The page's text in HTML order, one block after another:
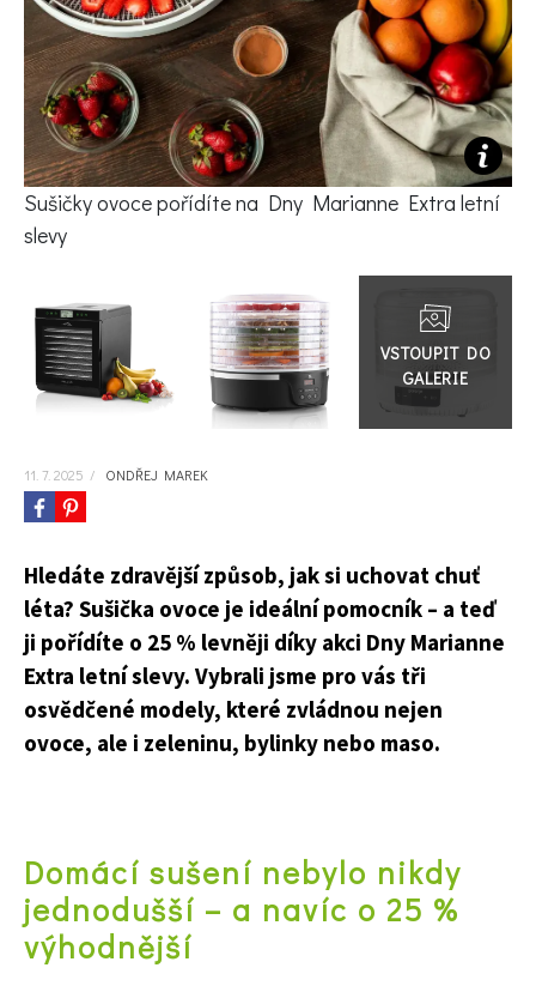
KVÍZY A TESTY
Sušičky ovoce pořídíte na Dny Marianne Extra letní
slevy
do
galerie
11. 7. 2025 / ONDŘEJ MAREK
Hledáte zdravější způsob, jak si uchovat chuť
léta? Sušička ovoce je ideální pomocník – a teď
ji pořídíte o 25 % levněji díky akci Dny Marianne
Extra letní slevy. Vybrali jsme pro vás tři
osvědčené modely, které zvládnou nejen
ovoce, ale i zeleninu, bylinky nebo maso.
Domácí sušení nebylo nikdy
jednodušší – a navíc o 25 %
výhodnější